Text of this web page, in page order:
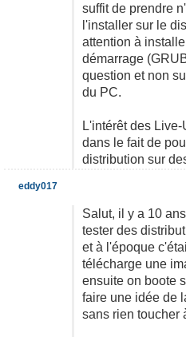
suffit de prendre
l'installer sur le
attention à
démarrage
question et non
du PC.
L'intérêt des
dans le fait de
distribution sur
Salut, il y a 10
tester des
et à l'époque
télécharge une
ensuite on boote
faire une idée de
sans rien toucher
eddy017